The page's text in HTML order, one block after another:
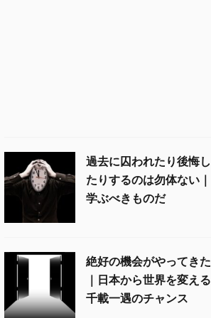
過去に囚われたり後悔し
たりするのは勿体ない｜
学ぶべきものだ
絶好の機会がやってきた
｜日本から世界を変える
千載一遇のチャンス